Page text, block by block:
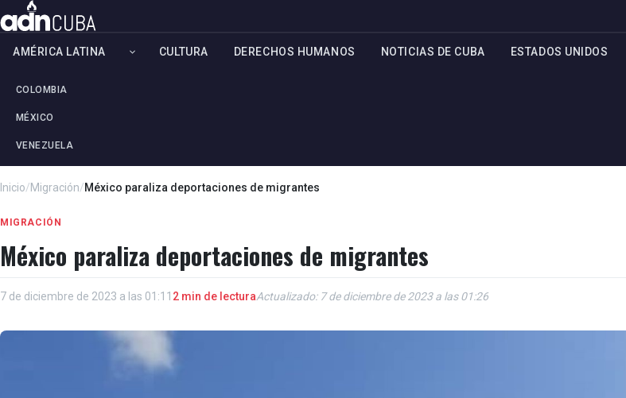
AMÉRICA LATINA
COLOMBIA
MÉXICO
VENEZUELA
CULTURA DERECHOS HUMANOS NOTICIAS DE CUBA ESTADOS UNIDOS
Inicio/Migración/México paraliza deportaciones de migrantes
MIGRACIÓN
México paraliza deportaciones de migrantes
7 de diciembre de 2023 a las 01:11 2 min de lecturaActualizado: 7 de diciembre de 2023 a las 01:26